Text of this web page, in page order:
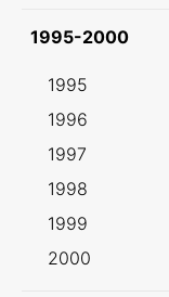
1995-2000
1995
1996
1997
1998
1999
2000